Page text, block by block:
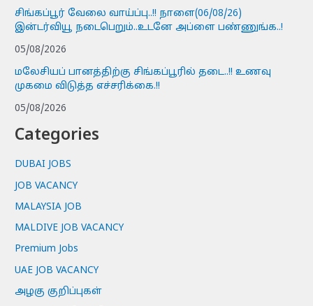
சிங்கப்பூர் வேலை வாய்ப்பு..!! நாளை(06/08/26)
இன்டர்வியூ நடைபெறும்..உடனே அப்ளை பண்ணுங்க..!
05/08/2026
மலேசியப் பானத்திற்கு சிங்கப்பூரில் தடை..!! உணவு
முகமை விடுத்த எச்சரிக்கை.!!
05/08/2026
Categories
DUBAI JOBS
JOB VACANCY
MALAYSIA JOB
MALDIVE JOB VACANCY
Premium Jobs
UAE JOB VACANCY
அழகு குறிப்புகள்